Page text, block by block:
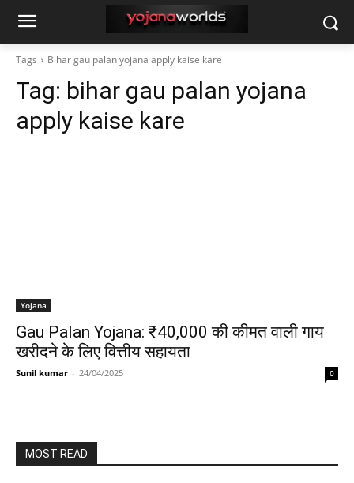
Tags Bihar gau palan yojana apply kaise kare
Tag: bihar gau palan yojana
apply kaise kare
Yojana
Gau Palan Yojana: ₹40,000 की कीमत वाली गाय
खरीदने के लिए वित्तीय सहायता
Sunil kumar - 24/04/2025 0
MOST READ